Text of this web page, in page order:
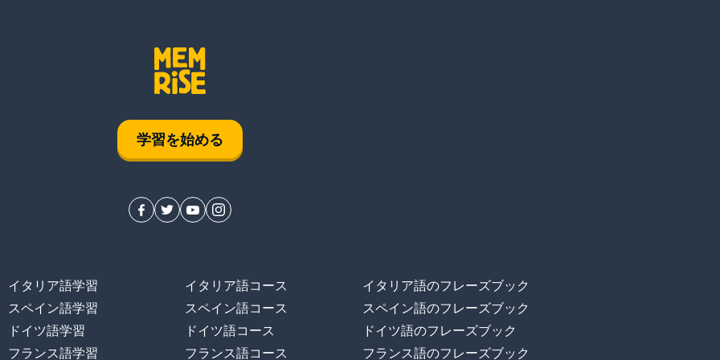
学習を始める
イタリア語学習
スペイン語学習
ドイツ語学習
フランス語学習
イタリア語コース
スペイン語コース
ドイツ語コース
フランス語コース
イタリア語のフレーズブック
スペイン語のフレーズブック
ドイツ語のフレーズブック
フランス語のフレーズブック